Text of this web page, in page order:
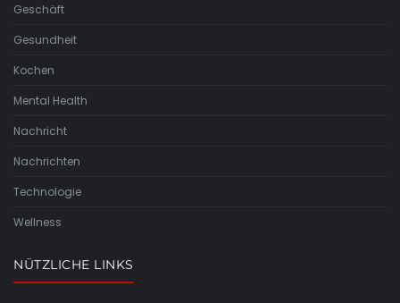
Geschäft
Gesundheit
Kochen
Mental Health
Nachricht
Nachrichten
Technologie
Wellness
NÜTZLICHE LINKS